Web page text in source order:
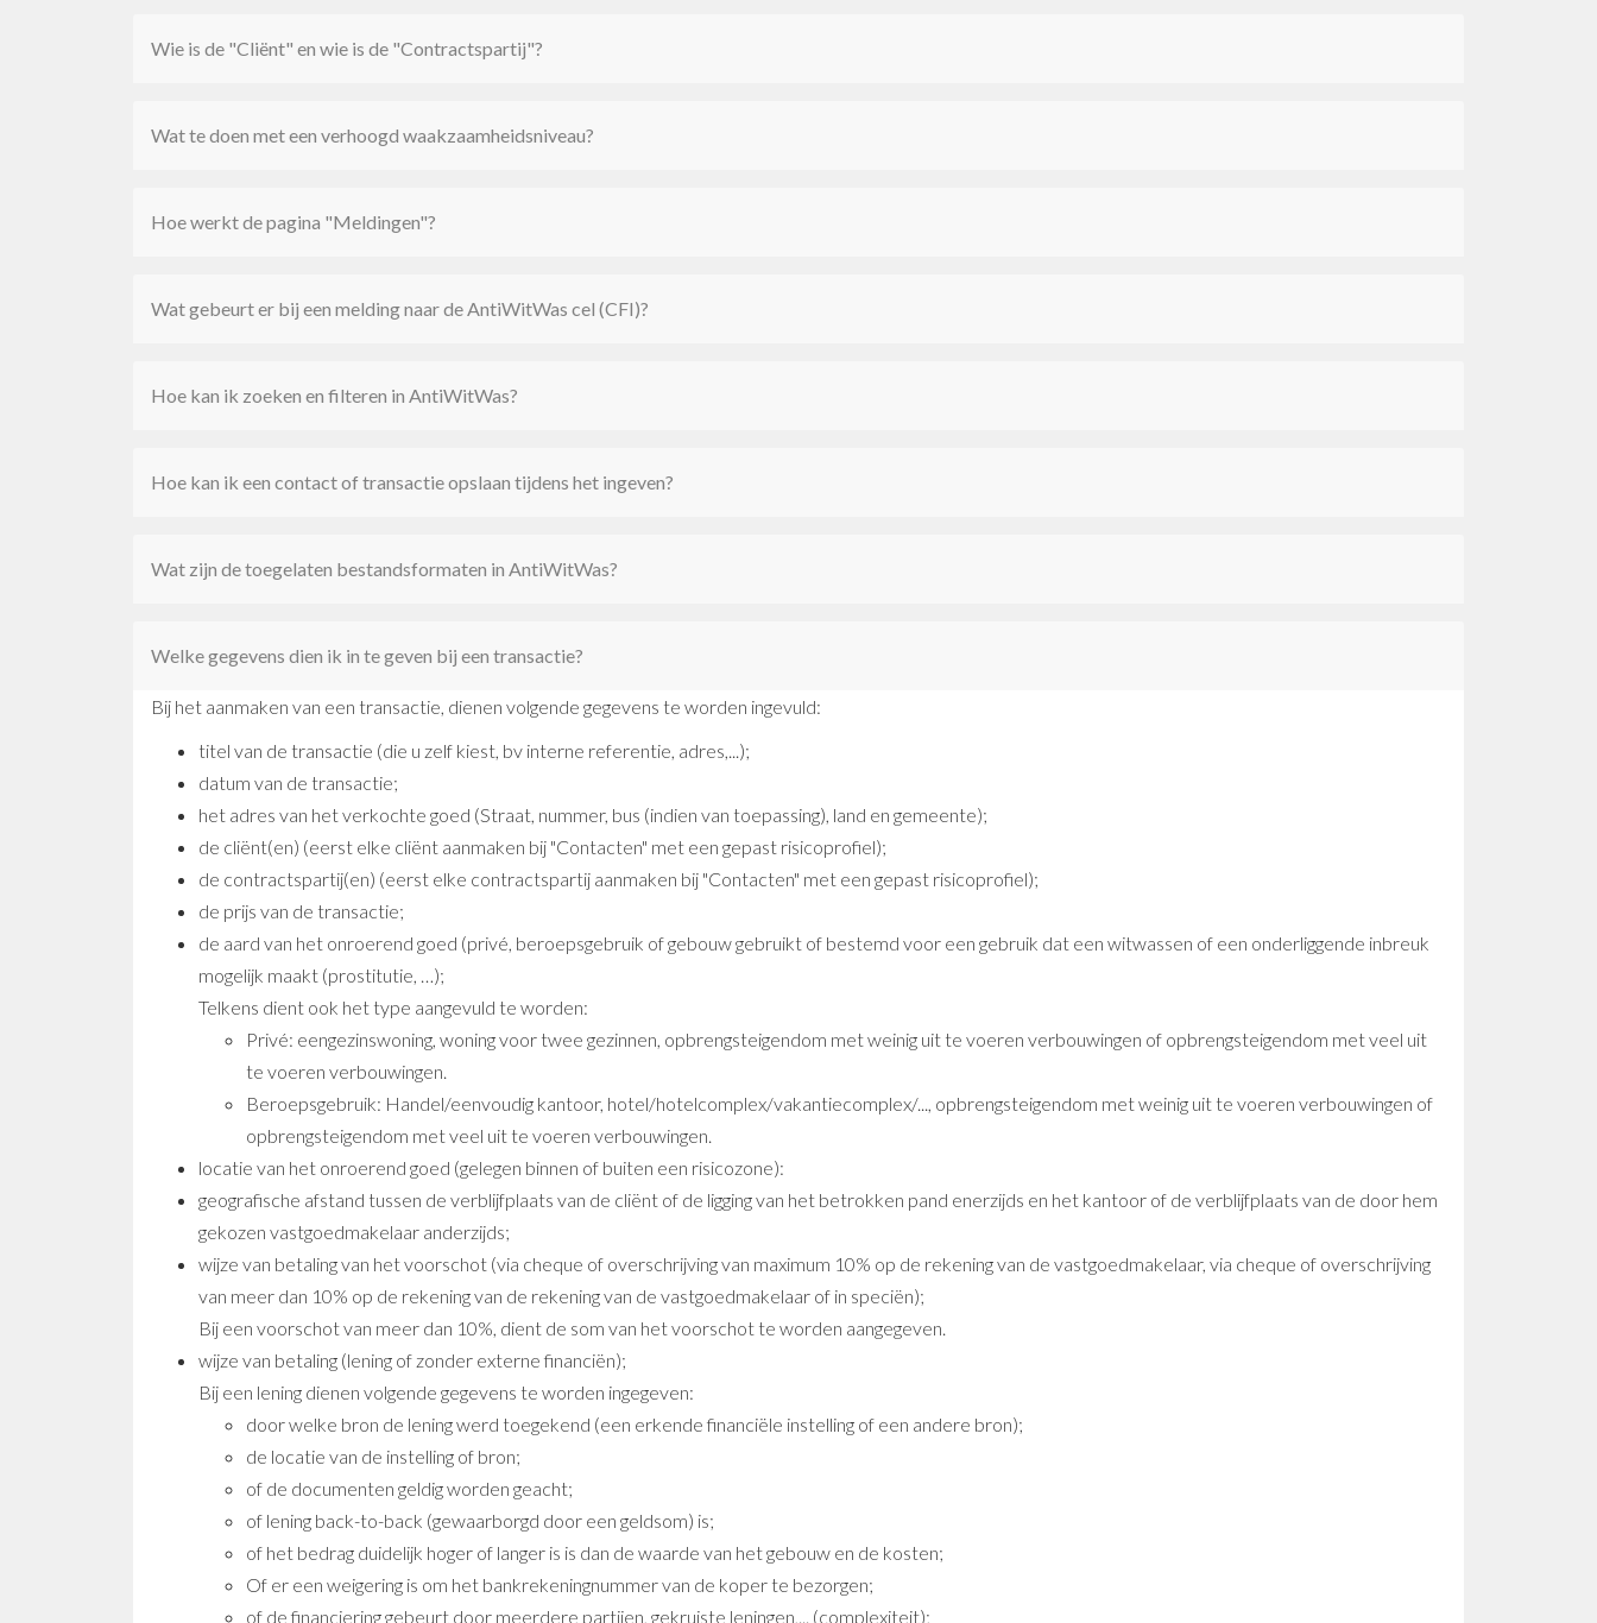
Wie is de "Cliënt" en wie is de "Contractspartij"?
Wat te doen met een verhoogd waakzaamheidsniveau?
Hoe werkt de pagina "Meldingen"?
Wat gebeurt er bij een melding naar de AntiWitWas cel (CFI)?
Hoe kan ik zoeken en filteren in AntiWitWas?
Hoe kan ik een contact of transactie opslaan tijdens het ingeven?
Wat zijn de toegelaten bestandsformaten in AntiWitWas?
Welke gegevens dien ik in te geven bij een transactie?
Bij het aanmaken van een transactie, dienen volgende gegevens te worden ingevuld:
titel van de transactie (die u zelf kiest, bv interne referentie, adres,...);
datum van de transactie;
het adres van het verkochte goed (Straat, nummer, bus (indien van toepassing), land en gemeente);
de cliënt(en) (eerst elke cliënt aanmaken bij "Contacten" met een gepast risicoprofiel);
de contractspartij(en) (eerst elke contractspartij aanmaken bij "Contacten" met een gepast risicoprofiel);
de prijs van de transactie;
de aard van het onroerend goed (privé, beroepsgebruik of gebouw gebruikt of bestemd voor een gebruik dat een witwassen of een onderliggende inbreuk
mogelijk maakt (prostitutie, …);
Telkens dient ook het type aangevuld te worden:
Privé: eengezinswoning, woning voor twee gezinnen, opbrengsteigendom met weinig uit te voeren verbouwingen of opbrengsteigendom met veel uit
te voeren verbouwingen.
Beroepsgebruik: Handel/eenvoudig kantoor, hotel/hotelcomplex/vakantiecomplex/..., opbrengsteigendom met weinig uit te voeren verbouwingen of
opbrengsteigendom met veel uit te voeren verbouwingen.
locatie van het onroerend goed (gelegen binnen of buiten een risicozone):
geografische afstand tussen de verblijfplaats van de cliënt of de ligging van het betrokken pand enerzijds en het kantoor of de verblijfplaats van de door hem
gekozen vastgoedmakelaar anderzijds;
wijze van betaling van het voorschot (via cheque of overschrijving van maximum 10% op de rekening van de vastgoedmakelaar, via cheque of overschrijving
van meer dan 10% op de rekening van de rekening van de vastgoedmakelaar of in speciën);
Bij een voorschot van meer dan 10%, dient de som van het voorschot te worden aangegeven.
wijze van betaling (lening of zonder externe financiën);
Bij een lening dienen volgende gegevens te worden ingegeven:
door welke bron de lening werd toegekend (een erkende financiële instelling of een andere bron);
de locatie van de instelling of bron;
of de documenten geldig worden geacht;
of lening back-to-back (gewaarborgd door een geldsom) is;
of het bedrag duidelijk hoger of langer is is dan de waarde van het gebouw en de kosten;
Of er een weigering is om het bankrekeningnummer van de koper te bezorgen;
of de financiering gebeurt door meerdere partijen, gekruiste leningen,... (complexiteit);